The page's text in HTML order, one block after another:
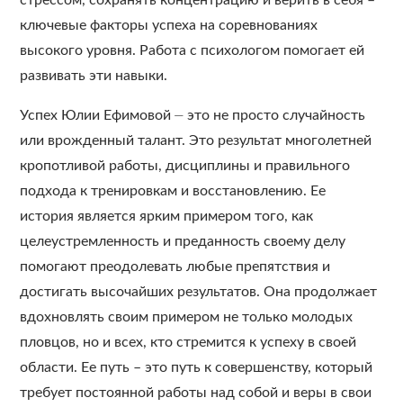
ключевые факторы успеха на соревнованиях
высокого уровня. Работа с психологом помогает ей
развивать эти навыки.
Успех Юлии Ефимовой ⏤ это не просто случайность
или врожденный талант. Это результат многолетней
кропотливой работы, дисциплины и правильного
подхода к тренировкам и восстановлению. Ее
история является ярким примером того, как
целеустремленность и преданность своему делу
помогают преодолевать любые препятствия и
достигать высочайших результатов. Она продолжает
вдохновлять своим примером не только молодых
пловцов, но и всех, кто стремится к успеху в своей
области. Ее путь – это путь к совершенству, который
требует постоянной работы над собой и веры в свои